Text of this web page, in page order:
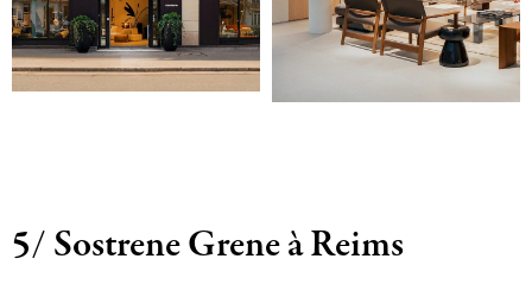
5/ Sostrene Grene à Reims